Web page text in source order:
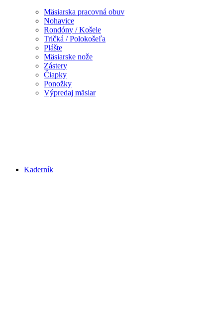
Mäsiarska pracovná obuv
Nohavice
Rondóny / Košele
Tričká / Polokošeľa
Plášte
Mäsiarske nože
Zástery
Čiapky
Ponožky
Výpredaj mäsiar
Kaderník